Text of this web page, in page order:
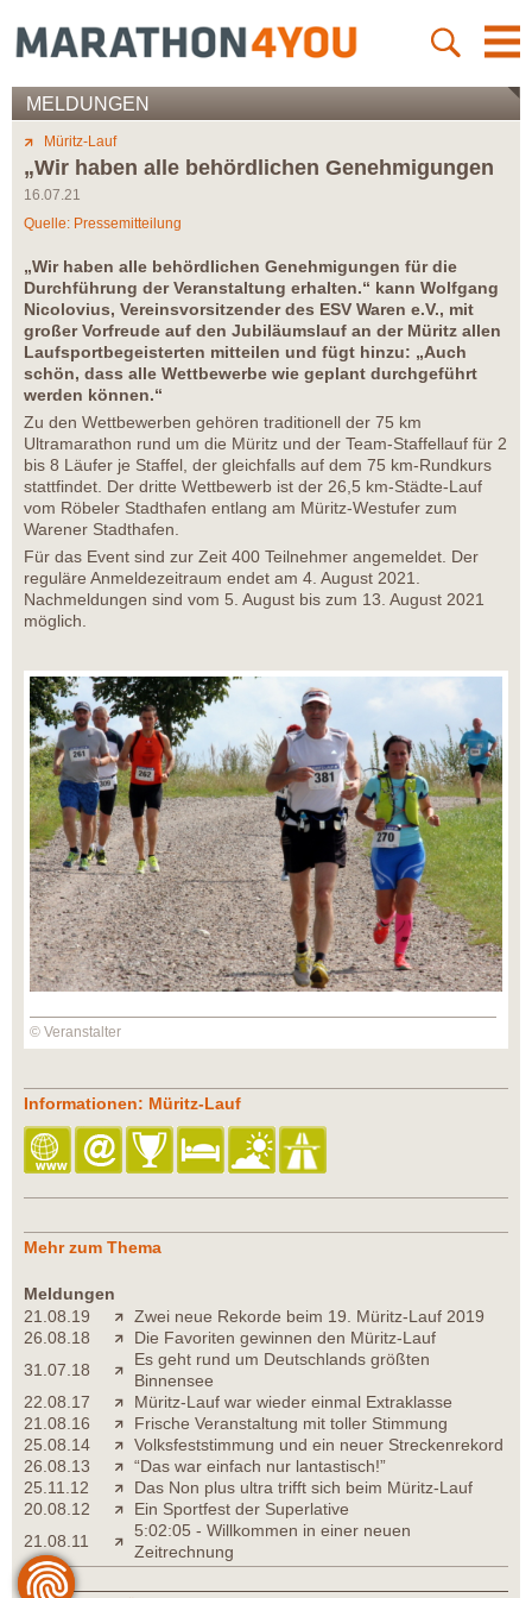
MELDUNGEN
Müritz-Lauf
„Wir haben alle behördlichen Genehmigungen
16.07.21
Quelle: Pressemitteilung
„Wir haben alle behördlichen Genehmigungen für die
Durchführung der Veranstaltung erhalten.“ kann Wolfgang
Nicolovius, Vereinsvorsitzender des ESV Waren e.V., mit
großer Vorfreude auf den Jubiläumslauf an der Müritz allen
Laufsportbegeisterten mitteilen und fügt hinzu: „Auch
schön, dass alle Wettbewerbe wie geplant durchgeführt
werden können.“
Zu den Wettbewerben gehören traditionell der 75 km
Ultramarathon rund um die Müritz und der Team-Staffellauf für 2
bis 8 Läufer je Staffel, der gleichfalls auf dem 75 km-Rundkurs
stattfindet. Der dritte Wettbewerb ist der 26,5 km-Städte-Lauf
vom Röbeler Stadthafen entlang am Müritz-Westufer zum
Warener Stadthafen.
Für das Event sind zur Zeit 400 Teilnehmer angemeldet. Der
reguläre Anmeldezeitraum endet am 4. August 2021.
Nachmeldungen sind vom 5. August bis zum 13. August 2021
möglich.
© Veranstalter
Informationen: Müritz-Lauf
Mehr zum Thema
Meldungen
21.08.19
Zwei neue Rekorde beim 19. Müritz-Lauf 2019
26.08.18
Die Favoriten gewinnen den Müritz-Lauf
31.07.18
Es geht rund um Deutschlands größten
Binnensee
22.08.17
Müritz-Lauf war wieder einmal Extraklasse
21.08.16
Frische Veranstaltung mit toller Stimmung
25.08.14
Volksfeststimmung und ein neuer Streckenrekord
26.08.13
“Das war einfach nur lantastisch!”
25.11.12
Das Non plus ultra trifft sich beim Müritz-Lauf
20.08.12
Ein Sportfest der Superlative
21.08.11
5:02:05 - Willkommen in einer neuen
Zeitrechnung